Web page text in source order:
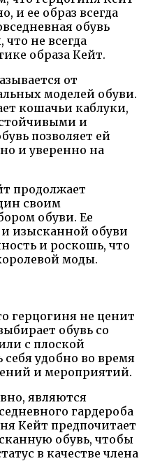
и ее образ всегда
обувь
не всегда
образа Кейт.
от
моделей обуви.
кошачьи каблуки,
и
позволяет ей
и уверенно на
продолжает
своим
обуви. Ее
изысканной обуви
и роскошь, что
моды.
герцогиня не ценит
обувь со
с плоской
удобно во время
и мероприятий.
являются
гардероба
Кейт предпочитает
обувь, чтобы
в качестве членa